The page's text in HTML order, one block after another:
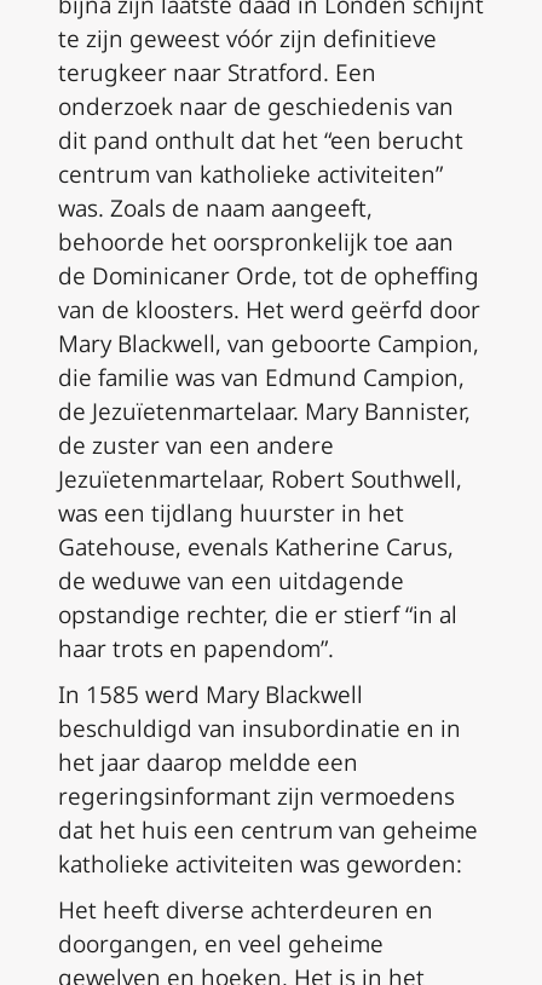
te zijn geweest vóór zijn definitieve
terugkeer naar Stratford. Een
onderzoek naar de geschiedenis van
dit pand onthult dat het “een berucht
centrum van katholieke activiteiten”
was. Zoals de naam aangeeft,
behoorde het oorspronkelijk toe aan
de Dominicaner Orde, tot de opheffing
van de kloosters. Het werd geërfd door
Mary Blackwell, van geboorte Campion,
die familie was van Edmund Campion,
de Jezuïetenmartelaar. Mary Bannister,
de zuster van een andere
Jezuïetenmartelaar, Robert Southwell,
was een tijdlang huurster in het
Gatehouse, evenals Katherine Carus,
de weduwe van een uitdagende
opstandige rechter, die er stierf “in al
haar trots en papendom”.
In 1585 werd Mary Blackwell
beschuldigd van insubordinatie en in
het jaar daarop meldde een
regeringsinformant zijn vermoedens
dat het huis een centrum van geheime
katholieke activiteiten was geworden:
Het heeft diverse achterdeuren en
doorgangen, en veel geheime
gewelven en hoeken. Het is in het